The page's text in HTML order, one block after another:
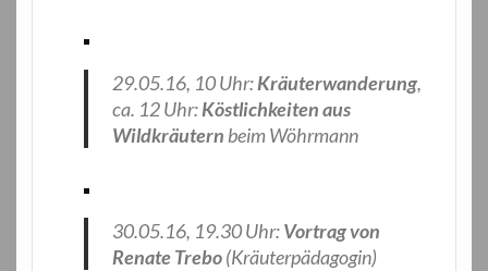
29.05.16, 10 Uhr:Kräuterwanderung,
ca. 12 Uhr:Köstlichkeiten aus
Wildkräutern beim Wöhrmann
30.05.16, 19.30 Uhr:Vortrag von
Renate Trebo(Kräuterpädagogin)